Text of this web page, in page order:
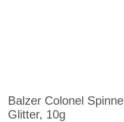
Balzer Colonel
Glitter, 10g